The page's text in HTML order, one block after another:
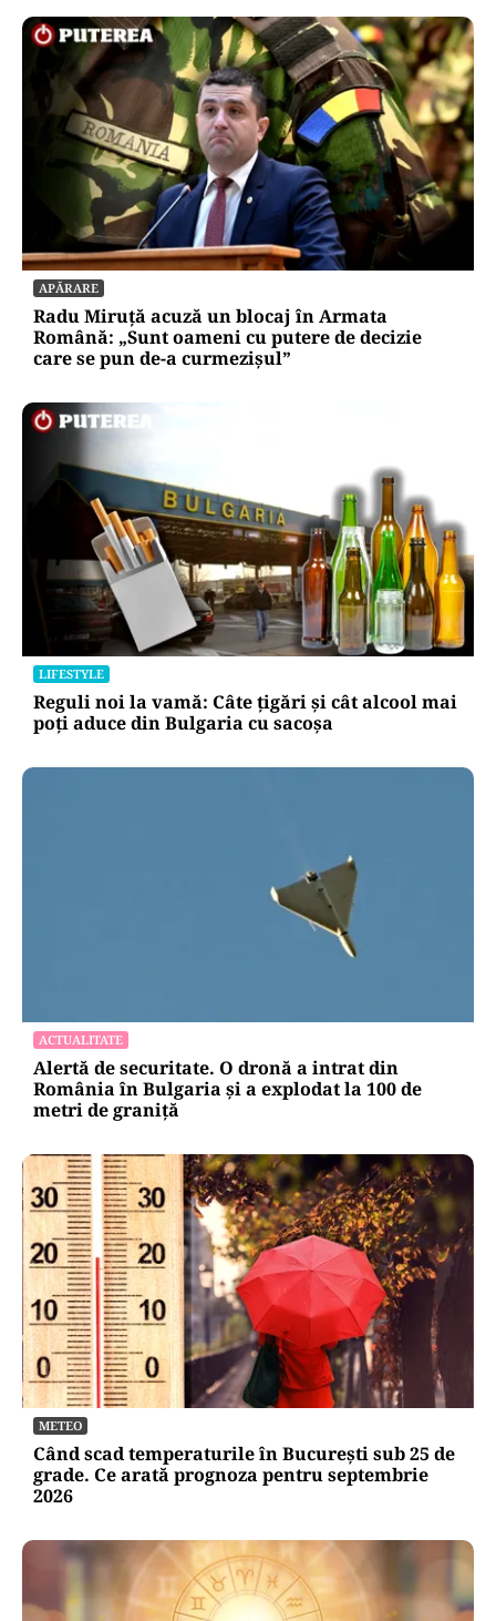
APĂRARE
Radu Miruță acuză un blocaj în Armata
Română: „Sunt oameni cu putere de decizie
care se pun de-a curmezișul”
LIFESTYLE
Reguli noi la vamă: Câte țigări și cât alcool mai
poți aduce din Bulgaria cu sacoșa
ACTUALITATE
Alertă de securitate. O dronă a intrat din
România în Bulgaria şi a explodat la 100 de
metri de graniţă
METEO
Când scad temperaturile în București sub 25 de
grade. Ce arată prognoza pentru septembrie
2026